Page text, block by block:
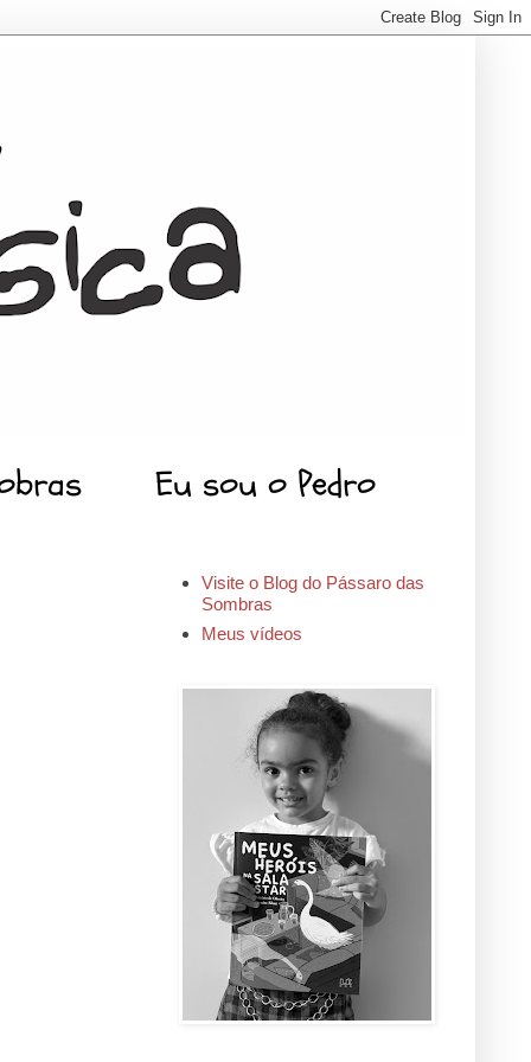
Eu sou o Pedro
Visite o Blog do Pássaro das
Sombras
Meus vídeos